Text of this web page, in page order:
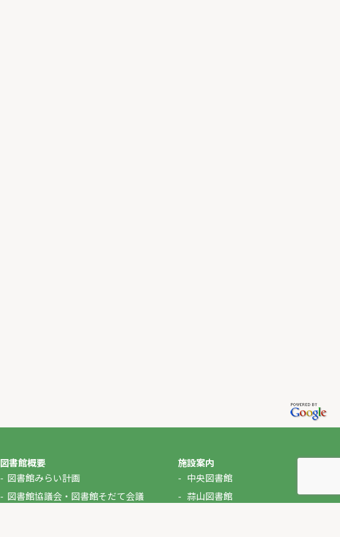
図書館概要
図書館みらい計画
図書館協議会・図書館そだて会議
施設案内
中央図書館
蒜山図書館